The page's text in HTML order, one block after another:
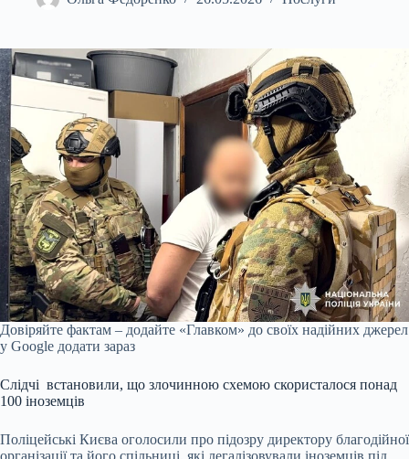
Довіряйте фактам – додайте «Главком» до своїх надійних джерел
у Google додати зараз
Слідчі встановили, що злочинною схемою скористалося понад
100 іноземців
Поліцейські Києва оголосили про підозру директору благодійної
організації та його спільниці, які легалізовували іноземців під